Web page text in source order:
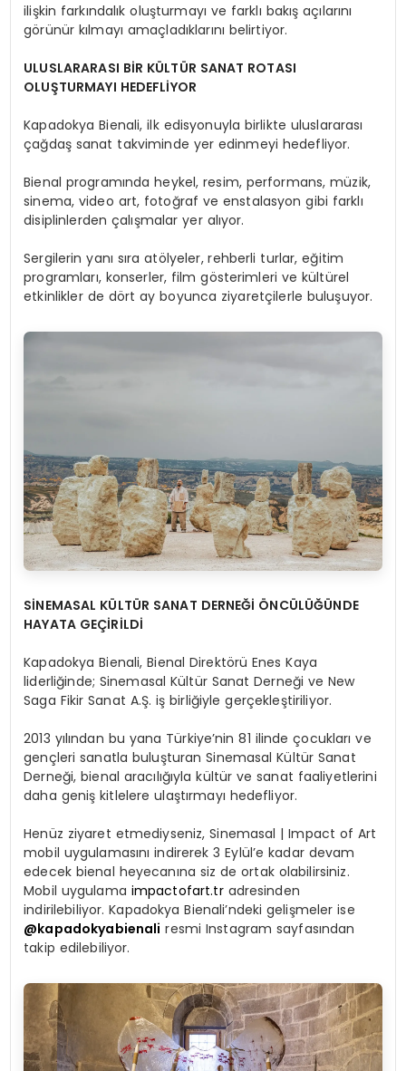
ilişkin farkındalık oluşturmayı ve farklı bakış açılarını
görünür kılmayı amaçladıklarını belirtiyor.
ULUSLARARASI BİR KÜLTÜR SANAT ROTASI
OLUŞTURMAYI HEDEFLİYOR
Kapadokya Bienali, ilk edisyonuyla birlikte uluslararası
çağdaş sanat takviminde yer edinmeyi hedefliyor.
Bienal programında heykel, resim, performans, müzik,
sinema, video art, fotoğraf ve enstalasyon gibi farklı
disiplinlerden çalışmalar yer alıyor.
Sergilerin yanı sıra atölyeler, rehberli turlar, eğitim
programları, konserler, film gösterimleri ve kültürel
etkinlikler de dört ay boyunca ziyaretçilerle buluşuyor.
SİNEMASAL KÜLTÜR SANAT DERNEĞİ ÖNCÜLÜĞÜNDE
HAYATA GEÇİRİLDİ
Kapadokya Bienali, Bienal Direktörü Enes Kaya
liderliğinde; Sinemasal Kültür Sanat Derneği ve New
Saga Fikir Sanat A.Ş. iş birliğiyle gerçekleştiriliyor.
2013 yılından bu yana Türkiye’nin 81 ilinde çocukları ve
gençleri sanatla buluşturan Sinemasal Kültür Sanat
Derneği, bienal aracılığıyla kültür ve sanat faaliyetlerini
daha geniş kitlelere ulaştırmayı hedefliyor.
Henüz ziyaret etmediyseniz, Sinemasal | Impact of Art
mobil uygulamasını indirerek 3 Eylül’e kadar devam
edecek bienal heyecanına siz de ortak olabilirsiniz.
Mobil uygulama impactofart.tradresinden
indirilebiliyor. Kapadokya Bienali’ndeki gelişmeler ise
@kapadokyabienali resmi Instagram sayfasından
takip edilebiliyor.